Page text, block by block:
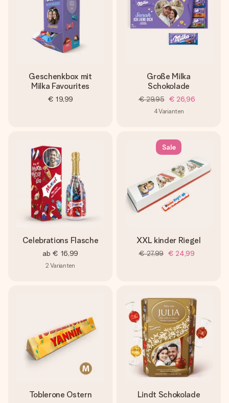
Geschenkbox mit
Milka Favourites
€ 19,99
Große Milka
Schokolade
€ 29,95 € 26,96
4Varianten
Celebrations Flasche
ab € 16,99
2 Varianten
Sale
XXL kinder Riegel
€ 27,99 € 24,99
Toblerone Ostern Lindt Schokolade